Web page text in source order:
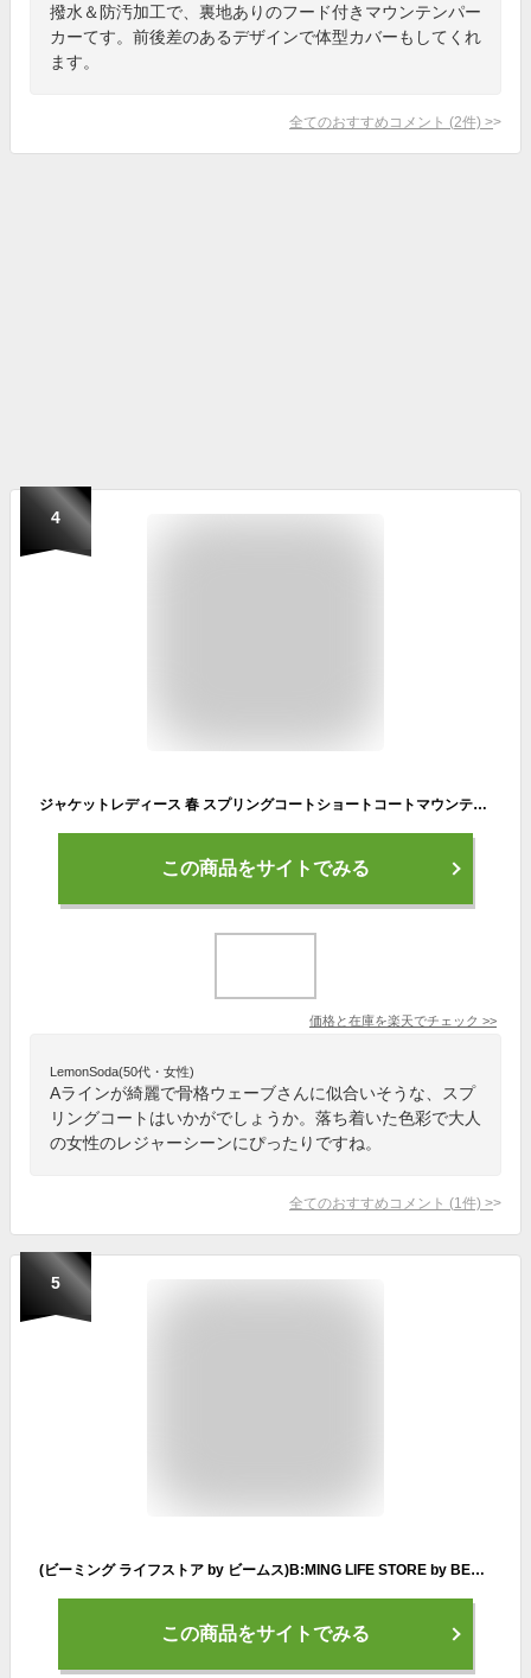
撥水＆防汚加工で、裏地ありのフード付きマウンテンパー
カーてす。前後差のあるデザインで体型カバーもしてくれ
ます。
全てのおすすめコメント (2件) >
4
ジャケットレディース 春 スプリングコートショートコートマウンテンパーカー ナイロンジャケット モッズパーカー フード パーカー アウター コート Aライン ゆったり きれいめ おしゃれ オリジナル カジュアル 薄手 通勤 上品 送料無料
この商品をサイトでみる
価格と在庫を楽天でチェック >>
LemonSoda(50代・女性)
Aラインが綺麗で骨格ウェーブさんに似合いそうな、スプ
リングコートはいかがでしょうか。落ち着いた色彩で大人
の女性のレジャーシーンにぴったりですね。
全てのおすすめコメント (1 件) >
5
(ビーミング ライフストア by ビームス)B:MING LIFE STORE by BEAMS/ブルゾン B:MING by BEAMS 撥水 マウンテンパーカー レディース OLIVE M
この商品をサイトでみる